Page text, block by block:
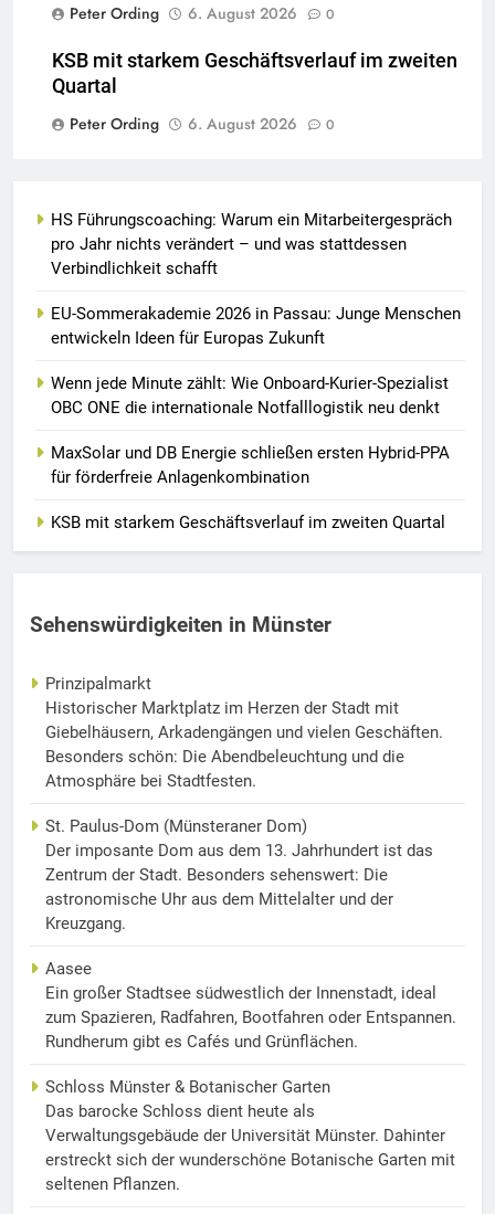
Peter Ording
6. August 2026 0
KSB mit starkem Geschäftsverlauf im zweiten
Quartal
Peter Ording
6. August 2026 0
HS Führungscoaching: Warum ein Mitarbeitergespräch
pro Jahr nichts verändert – und was stattdessen
Verbindlichkeit schafft
EU-Sommerakademie 2026 in Passau: Junge Menschen
entwickeln Ideen für Europas Zukunft
Wenn jede Minute zählt: Wie Onboard-Kurier-Spezialist
OBC ONE die internationale Notfalllogistik neu denkt
MaxSolar und DB Energie schließen ersten Hybrid-PPA
für förderfreie Anlagenkombination
KSB mit starkem Geschäftsverlauf im zweiten Quartal
Sehenswürdigkeiten in Münster
Prinzipalmarkt
Historischer Marktplatz im Herzen der Stadt mit
Giebelhäusern, Arkadengängen und vielen Geschäften.
Besonders schön: Die Abendbeleuchtung und die
Atmosphäre bei Stadtfesten.
St. Paulus-Dom (Münsteraner Dom)
Der imposante Dom aus dem 13. Jahrhundert ist das
Zentrum der Stadt. Besonders sehenswert: Die
astronomische Uhr aus dem Mittelalter und der
Kreuzgang.
Aasee
Ein großer Stadtsee südwestlich der Innenstadt, ideal
zum Spazieren, Radfahren, Bootfahren oder Entspannen.
Rundherum gibt es Cafés und Grünflächen.
Schloss Münster & Botanischer Garten
Das barocke Schloss dient heute als
Verwaltungsgebäude der Universität Münster. Dahinter
erstreckt sich der wunderschöne Botanische Garten mit
seltenen Pflanzen.